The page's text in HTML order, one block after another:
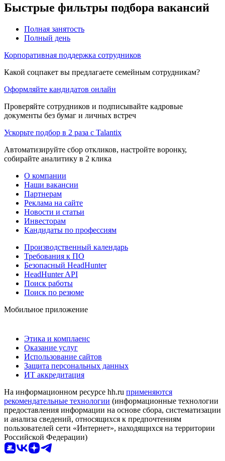
Быстрые фильтры подбора вакансий
Полная занятость
Полный день
Корпоративная поддержка сотрудников
Какой соцпакет вы предлагаете семейным сотрудникам?
Оформляйте кандидатов онлайн
Проверяйте сотрудников и подписывайте кадровые
документы без бумаг и личных встреч
Ускорьте подбор в 2 раза с Talantix
Автоматизируйте сбор откликов, настройте воронку,
собирайте аналитику в 2 клика
О компании
Наши вакансии
Партнерам
Реклама на сайте
Новости и статьи
Инвесторам
Кандидаты по профессиям
Производственный календарь
Требования к ПО
Безопасный HeadHunter
HeadHunter API
Поиск работы
Поиск по резюме
Мобильное приложение
Этика и комплаенс
Оказание услуг
Использование сайтов
Защита персональных данных
ИТ аккредитация
На информационном ресурсе hh.ru применяются
рекомендательные технологии (информационные технологии
предоставления информации на основе сбора, систематизации
и анализа сведений, относящихся к предпочтениям
пользователей сети «Интернет», находящихся на территории
Российской Федерации)